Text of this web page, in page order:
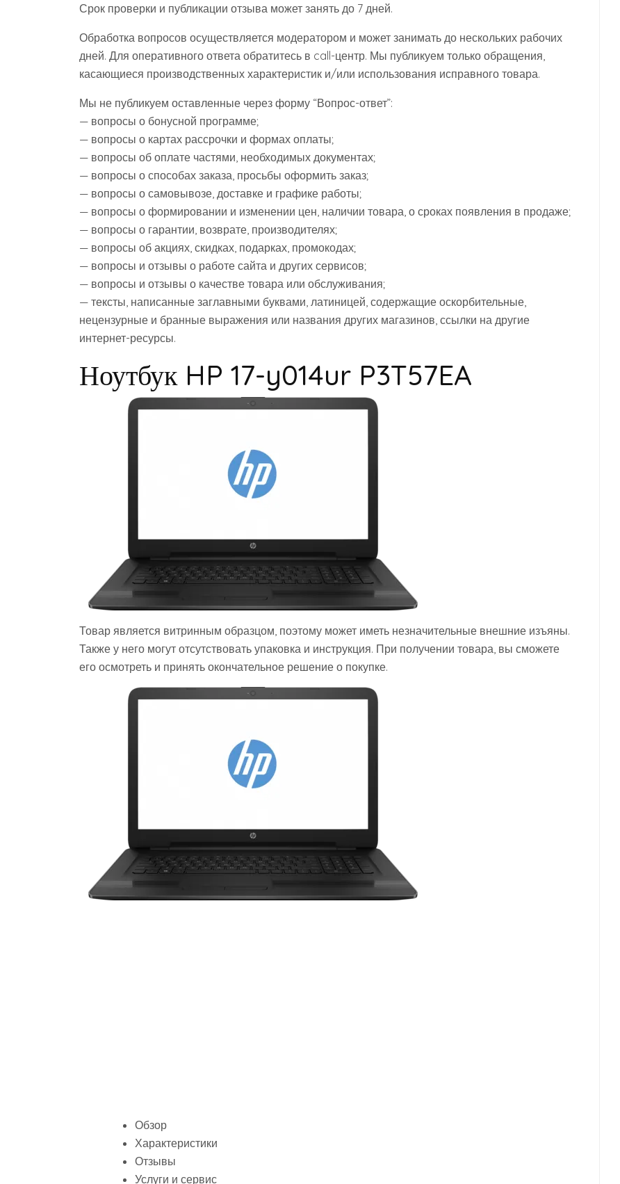
Срок проверки и публикации отзыва может занять до 7 дней.
Обработка вопросов осуществляется модератором и может занимать до нескольких рабочих
дней. Для оперативного ответа обратитесь в call-центр. Мы публикуем только обращения,
касающиеся производственных характеристик и/или использования исправного товара.
Мы не публикуем оставленные через форму “Вопрос-ответ”:
— вопросы о бонусной программе;
— вопросы о картах рассрочки и формах оплаты;
— вопросы об оплате частями, необходимых документах;
— вопросы о способах заказа, просьбы оформить заказ;
— вопросы о самовывозе, доставке и графике работы;
— вопросы о формировании и изменении цен, наличии товара, о сроках появления в продаже;
— вопросы о гарантии, возврате, производителях;
— вопросы об акциях, скидках, подарках, промокодах;
— вопросы и отзывы о работе сайта и других сервисов;
— вопросы и отзывы о качестве товара или обслуживания;
— тексты, написанные заглавными буквами, латиницей, содержащие оскорбительные,
нецензурные и бранные выражения или названия других магазинов, ссылки на другие
интернет-ресурсы.
Ноутбук HP 17-y014ur P3T57EA
Товар является витринным образцом, поэтому может иметь незначительные внешние изъяны.
Также у него могут отсутствовать упаковка и инструкция. При получении товара, вы сможете
его осмотреть и принять окончательное решение о покупке.
Обзор
Характеристики
Отзывы
Услуги и сервис